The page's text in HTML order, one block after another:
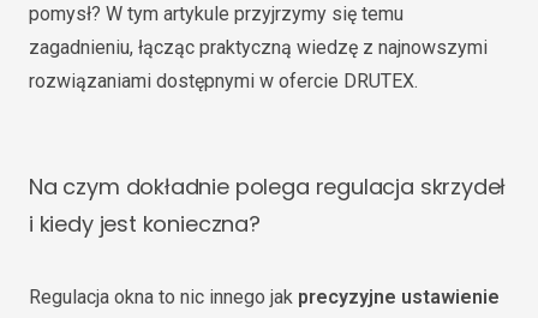
pomysł? W tym artykule przyjrzymy się temu
zagadnieniu, łącząc praktyczną wiedzę z najnowszymi
rozwiązaniami dostępnymi w ofercie DRUTEX.
Na czym dokładnie polega regulacja skrzydeł
i kiedy jest konieczna?
Regulacja okna to nic innego jak precyzyjne ustawienie